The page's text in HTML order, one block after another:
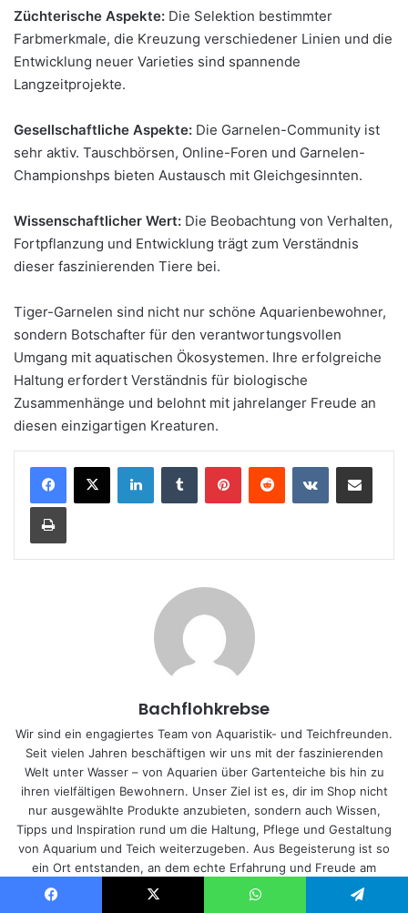
Züchterische Aspekte: Die Selektion bestimmter
Farbmerkmale, die Kreuzung verschiedener Linien und die
Entwicklung neuer Varieties sind spannende
Langzeitprojekte.
Gesellschaftliche Aspekte: Die Garnelen-Community ist
sehr aktiv. Tauschbörsen, Online-Foren und Garnelen-
Championshps bieten Austausch mit Gleichgesinnten.
Wissenschaftlicher Wert: Die Beobachtung von Verhalten,
Fortpflanzung und Entwicklung trägt zum Verständnis
dieser faszinierenden Tiere bei.
Tiger-Garnelen sind nicht nur schöne Aquarienbewohner,
sondern Botschafter für den verantwortungsvollen
Umgang mit aquatischen Ökosystemen. Ihre erfolgreiche
Haltung erfordert Verständnis für biologische
Zusammenhänge und belohnt mit jahrelanger Freude an
diesen einzigartigen Kreaturen.
Bachflohkrebse
Wir sind ein engagiertes Team von Aquaristik- und Teichfreunden.
Seit vielen Jahren beschäftigen wir uns mit der faszinierenden
Welt unter Wasser – von Aquarien über Gartenteiche bis hin zu
ihren vielfältigen Bewohnern. Unser Ziel ist es, dir im Shop nicht
nur ausgewählte Produkte anzubieten, sondern auch Wissen,
Tipps und Inspiration rund um die Haltung, Pflege und Gestaltung
von Aquarium und Teich weiterzugeben. Aus Begeisterung ist so
ein Ort entstanden, an dem echte Erfahrung und Freude am
Hobby im Mittelpunkt stehen.